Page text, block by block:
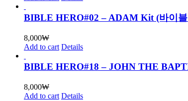
BIBLE HERO#02 – ADAM Kit (바이
8,000₩
Add to cart Details
BIBLE HERO#18 – JOHN THE
8,000₩
Add to cart Details